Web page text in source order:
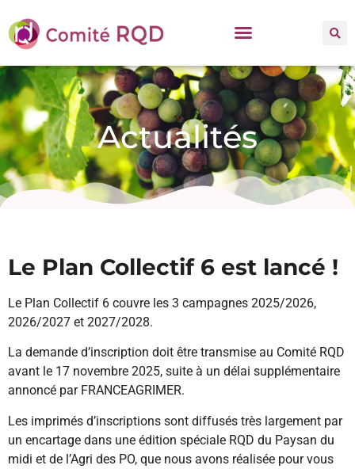
Actualités
Le Plan Collectif 6 est lancé !
Le Plan Collectif 6 couvre les 3 campagnes 2025/2026,
2026/2027 et 2027/2028.
La demande d’inscription doit être transmise au Comité RQD
avant le 17 novembre 2025, suite à un délai supplémentaire
annoncé par FRANCEAGRIMER.
Les imprimés d’inscriptions sont diffusés très largement par
un encartage dans une édition spéciale RQD du Paysan du
midi et de l’Agri des PO, que nous avons réalisée pour vous